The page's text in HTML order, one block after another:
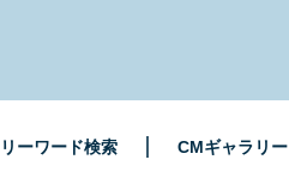
ーワード検索 CMギャラリー